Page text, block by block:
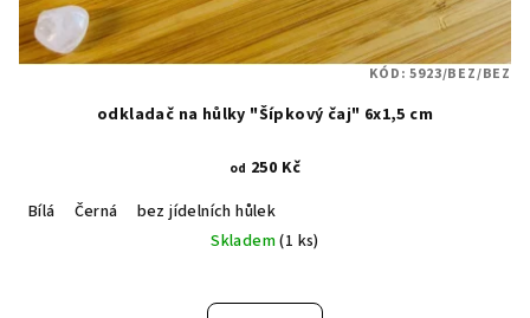
odkladač na hůlky "Šípkový čaj" 6x1,5 cm
od 250 Kč
Bílá
Černá
bez jídelních hůlek
Skladem(1 ks)
KÓD:5923/BEZ/BEZ